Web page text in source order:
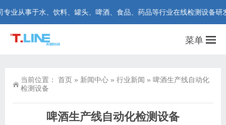
业从事于水、饮料、罐头、啤酒、食品、药品等行业在线检测设备研
菜单
当前位置： 首页 » 新闻中心 » 行业新闻 » 啤酒生产线自动化
检测设备
啤酒生产线自动化检测设备